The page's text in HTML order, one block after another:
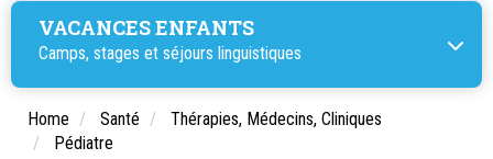
VACANCES ENFANTS
Camps, stages et séjours linguistiques
Home Santé
Thérapies, Médecins, Cliniques
Pédiatre